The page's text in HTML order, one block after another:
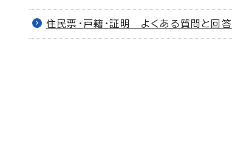
住民票・戸籍・証明 よくある質問と回答